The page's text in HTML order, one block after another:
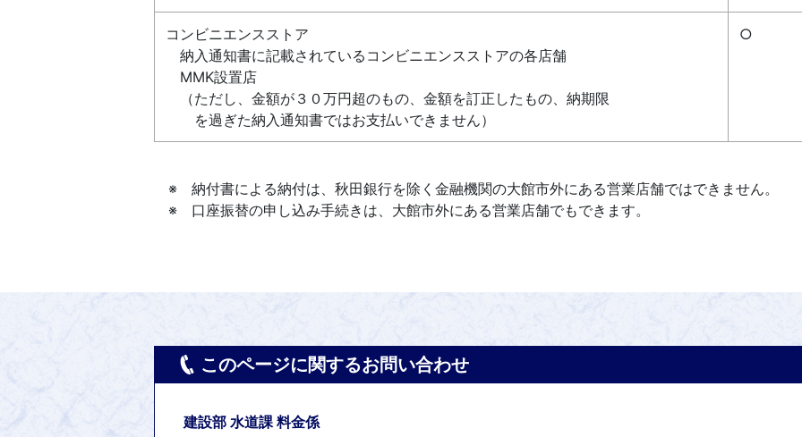
コンビニエンスストア
納入通知書に記載されているコンビニエンスストアの各店舗
MMK設置店
（ただし、金額が３０万円超のもの、金額を訂正したもの、納期限
を過ぎた納入通知書ではお支払いできません）
○
※ 納付書による納付は、秋田銀行を除く金融機関の大館市外にある営業店舗ではできません。
※ 口座振替の申し込み手続きは、大館市外にある営業店舗でもできます。
このページに関するお問い合わせ
建設部 水道課 料金係